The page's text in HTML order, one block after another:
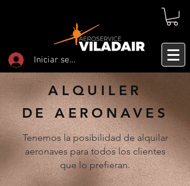
Iniciar sesión
ALQUILER
DE AERONAVES
Tenemos la posibilidad de alquilar
aeronaves para todos los clientes
que lo prefieran.